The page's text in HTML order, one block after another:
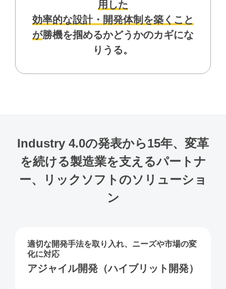
⽤した
効率的な設計・開発体制を築くこと
が勝機を掴めるかどうかのカギにな
りうる。
Industry 4.0の発表から15年、 変⾰
を続ける製造業を⽀えるパートナ
ー、
リックソフトのソリューショ
ン
適切な開発⼿法を取り⼊れ、ニーズや市場の変
化に対応
アジャイル開発（ハイブリット開発）